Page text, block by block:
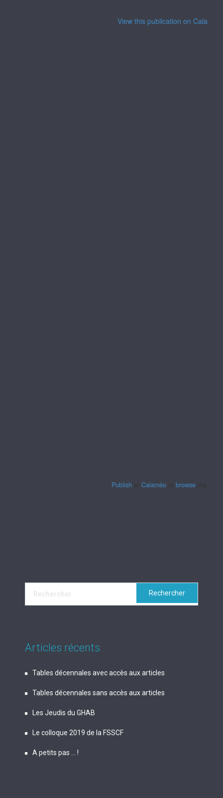
View this publication on Calaméo
Publish Calaméo browse
Articles récents
Tables décennales avec accès aux articles
Tables décennales sans accès aux articles
Les Jeudis du GHAB
Le colloque 2019 de la FSSCF
A petits pas … !